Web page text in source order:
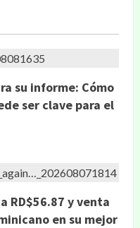
su informe: Cómo
ser clave para el
RD$56.87 y venta
en su mejor